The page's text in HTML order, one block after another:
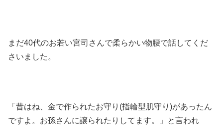
まだ40代のお若い宮司さんで柔らかい物腰で話してくだ
さいました。
「昔はね、金で作られたお守り(指輪型肌守り)があったん
ですよ。お孫さんに譲られたりしてます。」と言われ